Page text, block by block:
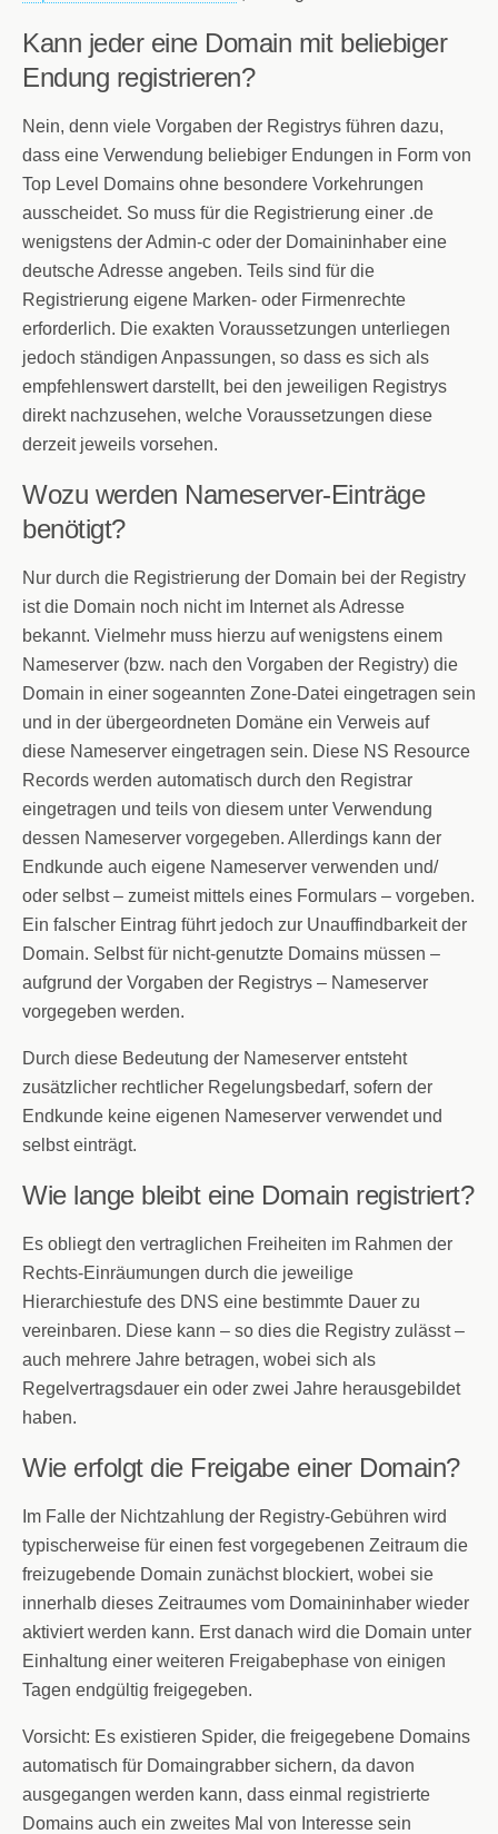
Kann jeder eine Domain mit beliebiger
Endung registrieren?
Nein, denn viele Vorgaben der Registrys führen dazu,
dass eine Verwendung beliebiger Endungen in Form von
Top Level Domains ohne besondere Vorkehrungen
ausscheidet. So muss für die Registrierung einer .de
wenigstens der Admin-c oder der Domaininhaber eine
deutsche Adresse angeben. Teils sind für die
Registrierung eigene Marken- oder Firmenrechte
erforderlich. Die exakten Voraussetzungen unterliegen
jedoch ständigen Anpassungen, so dass es sich als
empfehlenswert darstellt, bei den jeweiligen Registrys
direkt nachzusehen, welche Voraussetzungen diese
derzeit jeweils vorsehen.
Wozu werden Nameserver-Einträge
benötigt?
Nur durch die Registrierung der Domain bei der Registry
ist die Domain noch nicht im Internet als Adresse
bekannt. Vielmehr muss hierzu auf wenigstens einem
Nameserver (bzw. nach den Vorgaben der Registry) die
Domain in einer sogeannten Zone-Datei eingetragen sein
und in der übergeordneten Domäne ein Verweis auf
diese Nameserver eingetragen sein. Diese NS Resource
Records werden automatisch durch den Registrar
eingetragen und teils von diesem unter Verwendung
dessen Nameserver vorgegeben. Allerdings kann der
Endkunde auch eigene Nameserver verwenden und/
oder selbst – zumeist mittels eines Formulars – vorgeben.
Ein falscher Eintrag führt jedoch zur Unauffindbarkeit der
Domain. Selbst für nicht-genutzte Domains müssen –
aufgrund der Vorgaben der Registrys – Nameserver
vorgegeben werden.
Durch diese Bedeutung der Nameserver entsteht
zusätzlicher rechtlicher Regelungsbedarf, sofern der
Endkunde keine eigenen Nameserver verwendet und
selbst einträgt.
Wie lange bleibt eine Domain registriert?
Es obliegt den vertraglichen Freiheiten im Rahmen der
Rechts-Einräumungen durch die jeweilige
Hierarchiestufe des DNS eine bestimmte Dauer zu
vereinbaren. Diese kann – so dies die Registry zulässt –
auch mehrere Jahre betragen, wobei sich als
Regelvertragsdauer ein oder zwei Jahre herausgebildet
haben.
Wie erfolgt die Freigabe einer Domain?
Im Falle der Nichtzahlung der Registry-Gebühren wird
typischerweise für einen fest vorgegebenen Zeitraum die
freizugebende Domain zunächst blockiert, wobei sie
innerhalb dieses Zeitraumes vom Domaininhaber wieder
aktiviert werden kann. Erst danach wird die Domain unter
Einhaltung einer weiteren Freigabephase von einigen
Tagen endgültig freigegeben.
Vorsicht: Es existieren Spider, die freigegebene Domains
automatisch für Domaingrabber sichern, da davon
ausgegangen werden kann, dass einmal registrierte
Domains auch ein zweites Mal von Interesse sein